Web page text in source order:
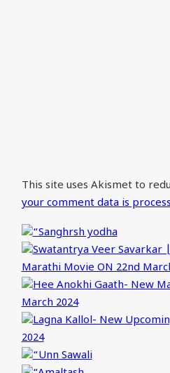
This site uses Akismet to
your comment data is